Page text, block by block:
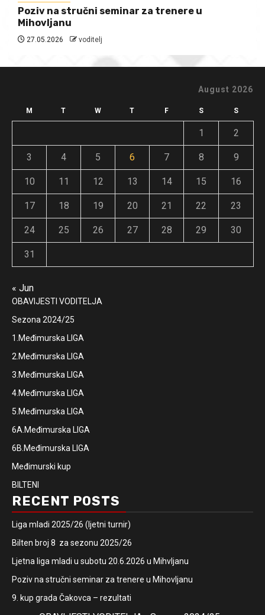
Poziv na stručni seminar za trenere u
Mihovljanu
27.05.2026 voditelj
August 2026
M T W T F S S
1 2
3 4 5 6 7 8 9
10 11 12 13 14 15 16
17 18 19 20 21 22 23
24 25 26 27 28 29 30
31
« Jun
OBAVIJESTI VODITELJA
Sezona 2024/25
1.Međimurska LIGA
2.Međimurska LIGA
3.Međimurska LIGA
4.Međimurska LIGA
5.Međimurska LIGA
6A.Međimurska LIGA
6B.Međimurska LIGA
Međimurski kup
BILTENI
RECENT POSTS
Liga mladi 2025/26 (ljetni turnir)
Bilten broj 8 za sezonu 2025/26
Ljetna liga mladi u subotu 20.6.2026 u Mihvljanu
Poziv na stručni seminar za trenere u Mihovljanu
9. kup grada Čakovca – rezultati